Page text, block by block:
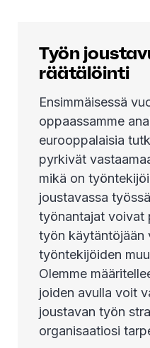
Työn
räätälöinti
Ensimmäisessä
oppaassamme
eurooppalaisia
pyrkivät
mikä on
joustavassa
työnantajat voivat
työn käytäntöjään
työntekijöiden
Olemme
joiden avulla voit
joustavan työn
organisaatiosi